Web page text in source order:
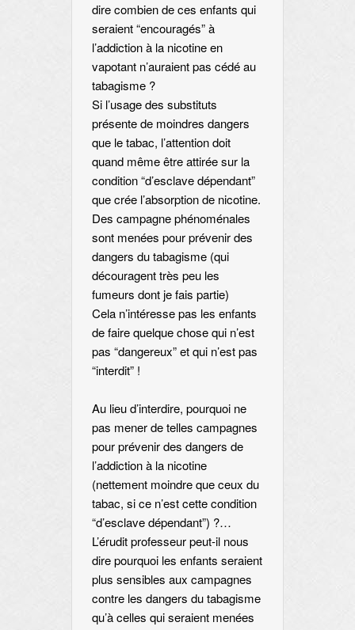
dire combien de ces enfants qui
seraient “encouragés” à
l’addiction à la nicotine en
vapotant n’auraient pas cédé au
tabagisme ?
Si l’usage des substituts
présente de moindres dangers
que le tabac, l’attention doit
quand même être attirée sur la
condition “d’esclave dépendant”
que crée l’absorption de nicotine.
Des campagne phénoménales
sont menées pour prévenir des
dangers du tabagisme (qui
découragent très peu les
fumeurs dont je fais partie)
Cela n’intéresse pas les enfants
de faire quelque chose qui n’est
pas “dangereux” et qui n’est pas
“interdit” !
Au lieu d’interdire, pourquoi ne
pas mener de telles campagnes
pour prévenir des dangers de
l’addiction à la nicotine
(nettement moindre que ceux du
tabac, si ce n’est cette condition
“d’esclave dépendant”) ?…
L’érudit professeur peut-il nous
dire pourquoi les enfants seraient
plus sensibles aux campagnes
contre les dangers du tabagisme
qu’à celles qui seraient menées